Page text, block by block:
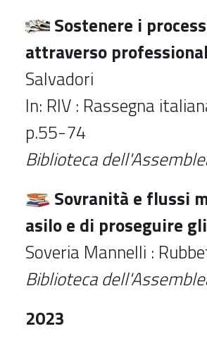
Sostenere i
attraverso
Salvadori
In: RIV : Rassegna
p.55-74
Biblioteca
Sovranità e flussi
asilo e di proseguire
Soveria Mannelli :
Biblioteca
2023